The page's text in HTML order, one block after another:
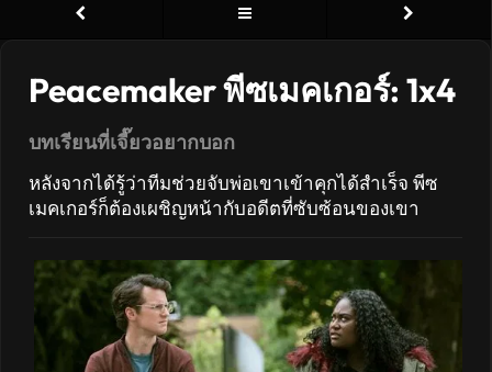
Peacemaker พีซเมคเกอร์: 1x4
บทเรียนที่เจี๊ยวอยากบอก
หลังจากได้รู้ว่าทีมช่วยจับพ่อเขาเข้าคุกได้สำเร็จ พีซ
เมคเกอร์ก็ต้องเผชิญหน้ากับอดีตที่ซับซ้อนของเขา